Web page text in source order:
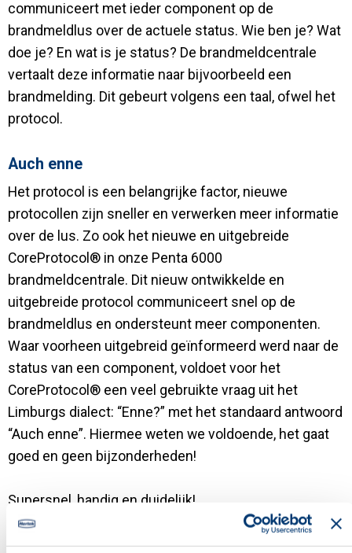
communiceert met ieder component op de
brandmeldlus over de actuele status. Wie ben je? Wat
doe je? En wat is je status? De brandmeldcentrale
vertaalt deze informatie naar bijvoorbeeld een
brandmelding. Dit gebeurt volgens een taal, ofwel het
protocol.
Auch enne
Het protocol is een belangrijke factor, nieuwe
protocollen zijn sneller en verwerken meer informatie
over de lus. Zo ook het nieuwe en uitgebreide
CoreProtocol® in onze Penta 6000
brandmeldcentrale. Dit nieuw ontwikkelde en
uitgebreide protocol communiceert snel op de
brandmeldlus en ondersteunt meer componenten.
Waar voorheen uitgebreid geïnformeerd werd naar de
status van een component, voldoet voor het
CoreProtocol® een veel gebruikte vraag uit het
Limburgs dialect: “Enne?” met het standaard antwoord
“Auch enne”. Hiermee weten we voldoende, het gaat
goed en geen bijzonderheden!
Supersnel, handig en duidelijk!
Haije!